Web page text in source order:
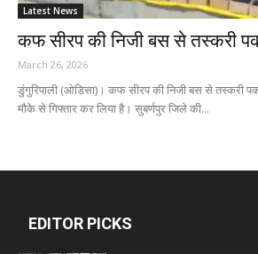
Latest News
कफ सीरप की निजी बस से तस्करी
March 26, 2026
डुंगुरिपाली (ओडिसा)। कफ सीरप की निजी बस से तस्करी
मौके से गिफ्तार कर लिया है। सुबर्णपुर जिले की...
EDITOR PICKS